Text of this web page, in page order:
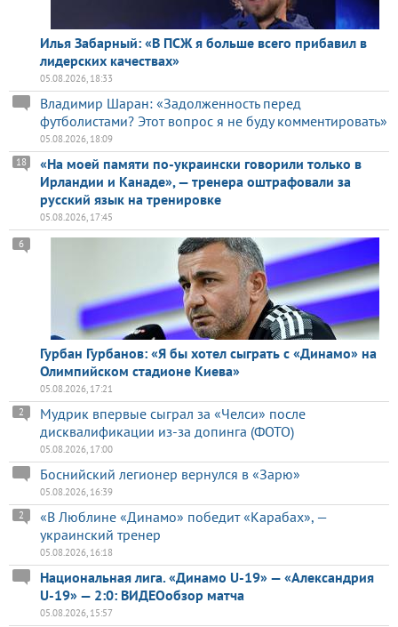
Илья Забарный: «В ПСЖ я больше всего прибавил в
лидерских качествах»
05.08.2026, 18:33
Владимир Шаран: «Задолженность перед
футболистами? Этот вопрос я не буду комментировать»
05.08.2026, 18:09
«На моей памяти по-украински говорили только в
Ирландии и Канаде», — тренера оштрафовали за
русский язык на тренировке
18
05.08.2026, 17:45
Гурбан Гурбанов: «Я бы хотел сыграть с «Динамо» на
Олимпийском стадионе Киева»
6
05.08.2026, 17:21
Мудрик впервые сыграл за «Челси» после
дисквалификации из-за допинга (ФОТО)
2
05.08.2026, 17:00
Боснийский легионер вернулся в «Зарю»
05.08.2026, 16:39
«В Люблине «Динамо» победит «Карабах», —
украинский тренер
2
05.08.2026, 16:18
Национальная лига. «Динамо U-19» — «Александрия
U-19» — 2:0: ВИДЕОобзор матча
05.08.2026, 15:57